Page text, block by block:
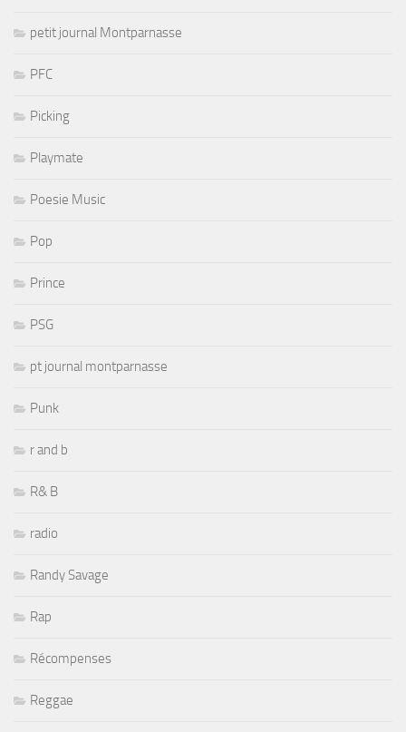
petit journal Montparnasse
PFC
Picking
Playmate
Poesie Music
Pop
Prince
PSG
pt journal montparnasse
Punk
r and b
R& B
radio
Randy Savage
Rap
Récompenses
Reggae